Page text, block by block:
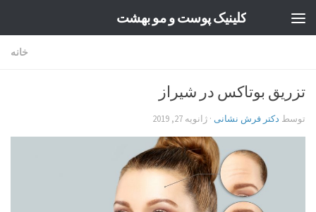
کلینیک پوست و مو بهشت
خانه
تزریق بوتاکس در شیراز
توسط دکتر فرش نشانی · ژانویه 27, 2019